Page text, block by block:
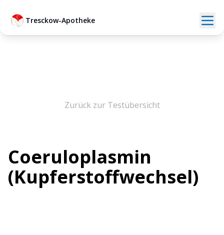
Tresckow-Apotheke
Zurück zur Testübersicht
Coeruloplasmin
(Kupferstoffwechsel)